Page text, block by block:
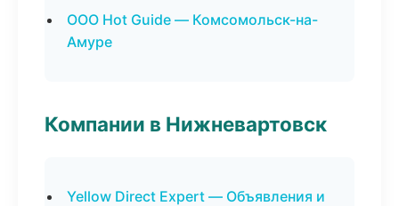
ООО Hot Guide — Комсомольск-на-
Амуре
Компании в Нижневартовск
Yellow Direct Expert — Объявления и